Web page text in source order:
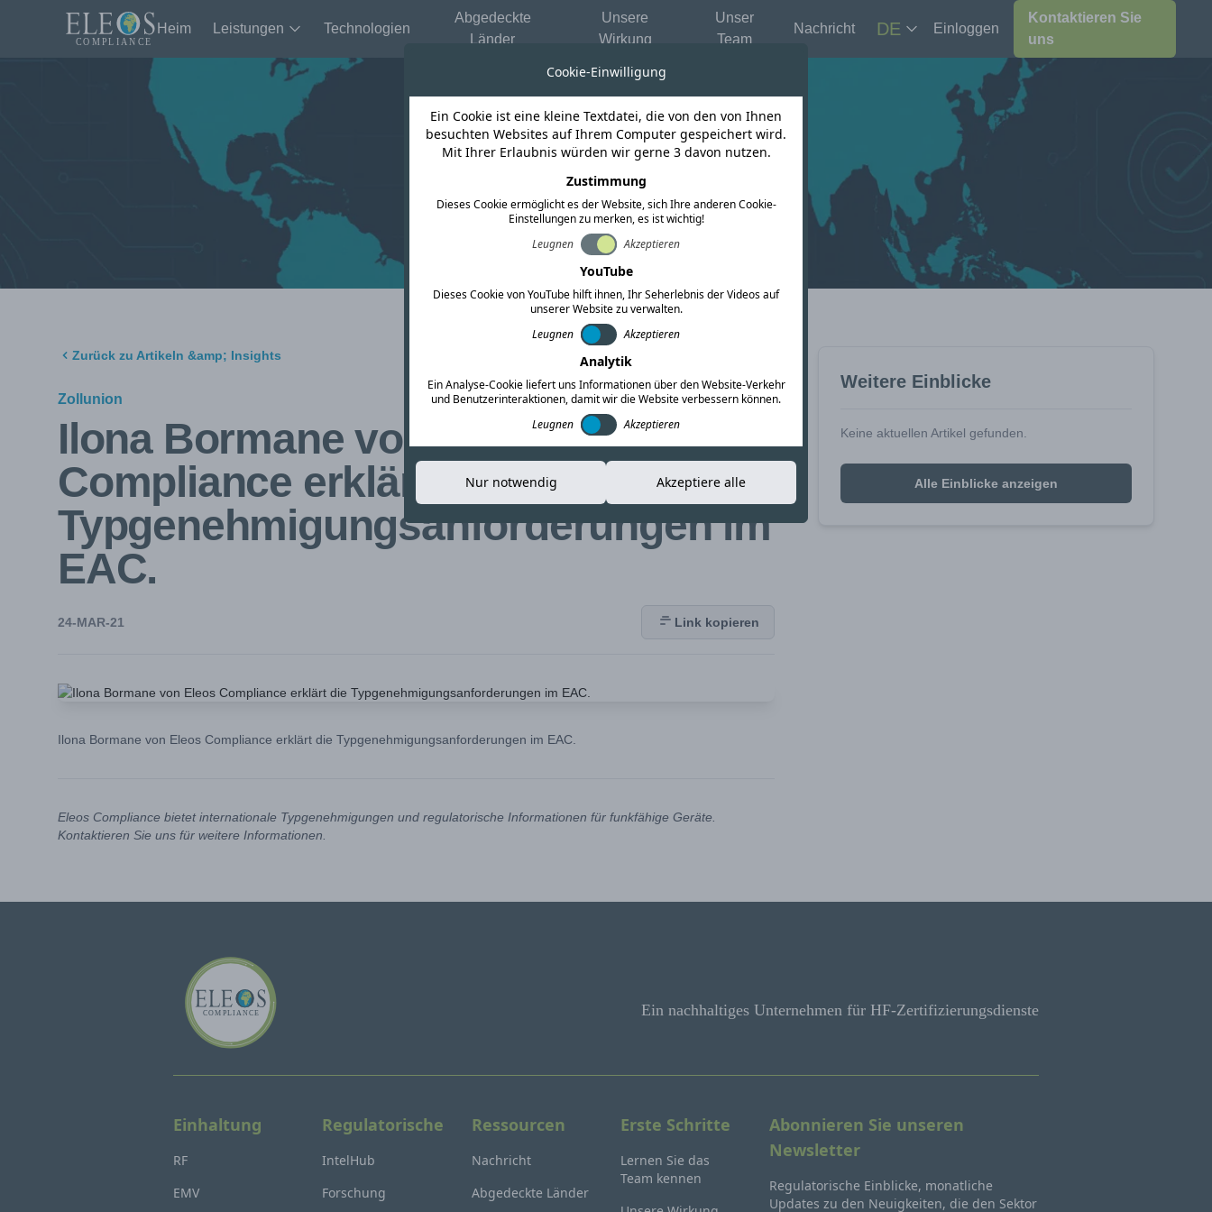
Heim Leistungen Technologien
Abgedeckte
Länder
Unsere
Wirkung
Unser
Team
Nachricht DE Einloggen
Kontaktieren Sie
uns
Zurück zu Artikeln &amp; Insights
Zollunion
Ilona Bormane von Eleos
Compliance erklärt die
Typgenehmigungsanforderungen im
EAC.
24-MAR-21 Link kopieren
Ilona Bormane von Eleos Compliance erklärt die Typgenehmigungsanforderungen im EAC.
Eleos Compliance bietet internationale Typgenehmigungen und regulatorische Informationen für funkfähige Geräte.
Kontaktieren Sie uns für weitere Informationen.
Weitere Einblicke
Keine aktuellen Artikel gefunden.
Alle Einblicke anzeigen
Ein nachhaltiges Unternehmen für HF-Zertifizierungsdienste
Einhaltung
RF
EMV
Regulatorische
IntelHub
Forschung
Ressourcen
Nachricht
Abgedeckte Länder
Erste Schritte
Lernen Sie das
Team kennen
Abonnieren Sie unseren
Newsletter
Regulatorische Einblicke, monatliche
Updates zu den Neuigkeiten, die den Sektor
Cookie-Einwilligung
Ein Cookie ist eine kleine Textdatei, die von den von Ihnen
besuchten Websites auf Ihrem Computer gespeichert wird.
Mit Ihrer Erlaubnis würden wir gerne 3 davon nutzen.
Zustimmung
Dieses Cookie ermöglicht es der Website, sich Ihre anderen Cookie-
Einstellungen zu merken, es ist wichtig!
Leugnen
Akzeptieren
YouTube
Dieses Cookie von YouTube hilft ihnen, Ihr Seherlebnis der Videos auf
unserer Website zu verwalten.
Leugnen
Akzeptieren
Analytik
Ein Analyse-Cookie liefert uns Informationen über den Website-Verkehr
und Benutzerinteraktionen, damit wir die Website verbessern können.
Leugnen
Akzeptieren
Nur notwendig Akzeptiere alle